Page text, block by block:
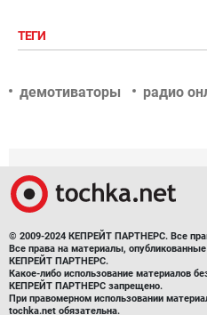
ТЕГИ
демотиваторы радио
© 2009-2024 КЕПРЕЙТ ПАРТНЕРС. Все
Все права на материалы,
КЕПРЕЙТ ПАРТНЕРС.
Какое-либо использование материалов
КЕПРЕЙТ ПАРТНЕРС запрещено.
При правомерном использовании
tochka.net обязательна.